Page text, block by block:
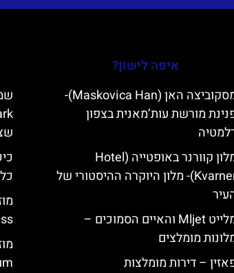
איפה לישון?
מסקוביצה האן (Maskovica Han)-
מורשת עות’מאנית בצפון
מלון קוורנר באופטייה (Hotel
Kvarner)- מלון היוקרה ההיסטורי של
מלייט Mljet והאיים הסמוכים –
מומלצים
– דירות מומלצות